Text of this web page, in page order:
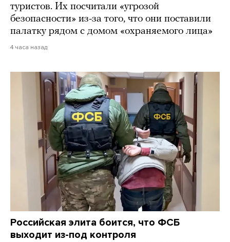
туристов. Их посчитали «угрозой
безопасности» из-за того, что они поставили
палатку рядом с домом «охраняемого лица»
4 часа назад
Российская элита боится, что ФСБ
выходит из-под контроля